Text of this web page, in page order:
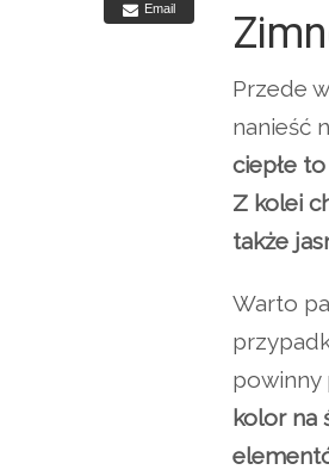
Email
Przede
nanieść
ciepłe
Z kolei
także
Warto
powinny
kolor na